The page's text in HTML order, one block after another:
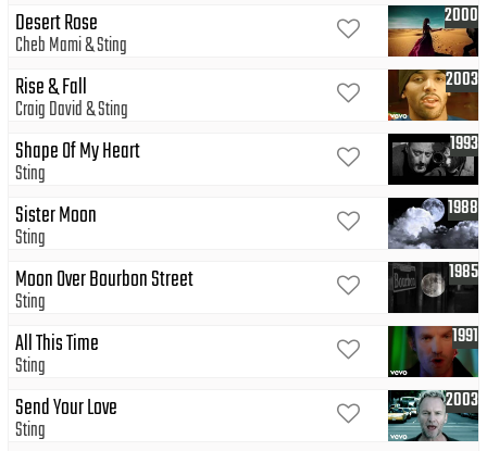
2000
Desert Rose
Cheb Mami Sting
2003
Rise & Fall
Craig David Sting
1993
Shape Of My Heart
Sting
1988
Sister Moon
Sting
1985
Moon Over Bourbon Street
Sting
1991
All This Time
Sting
2003
Send Your Love
Sting